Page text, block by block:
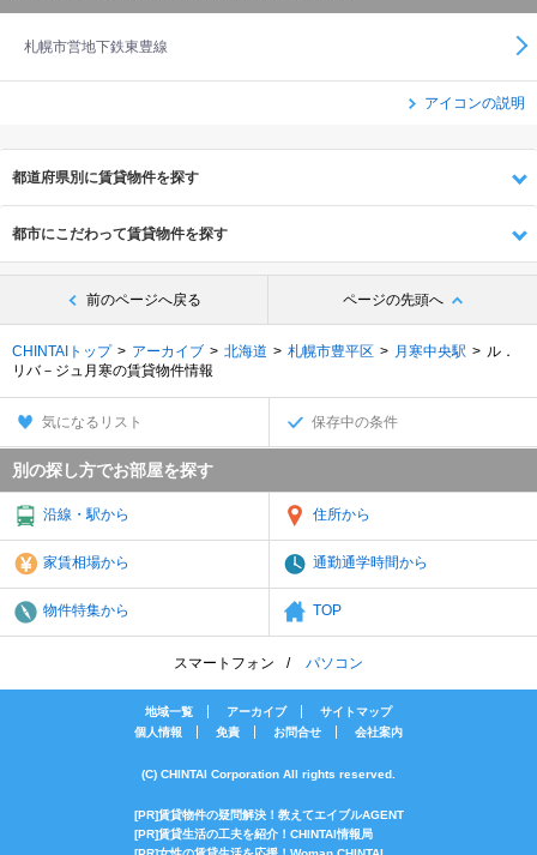
札幌市営地下鉄東豊線
アイコンの説明
都道府県別に賃貸物件を探す
都市にこだわって賃貸物件を探す
前のページへ戻る ページの先頭へ
CHINTAIトップ アーカイブ 北海道 札幌市豊平区 月寒中央駅
ル．
リバ－ジュ月寒の賃貸物件情報
気になるリスト 保存中の条件
別の探し方でお部屋を探す
沿線・駅から 住所から
家賃相場から 通勤通学時間から
物件特集から TOP
スマートフォン パソコン
地域一覧 アーカイブ
サイトマップ
個人情報
免責 お問合せ 会社案内
(C) CHINTAI Corporation All rights reserved.
[PR]賃貸物件の疑問解決！教えてエイブルAGENT
[PR]賃貸生活の工夫を紹介！CHINTAI情報局